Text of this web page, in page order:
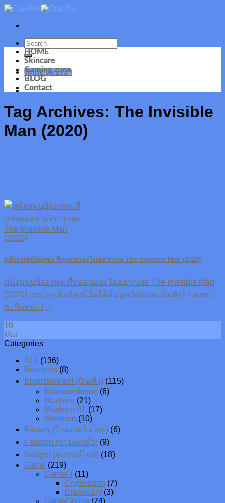
Skip
content
ติดต่อโฆษณา
HOME
Skincare
Gaming zone
BLOG
Contact
Tag Archives: The Invisible
Man (2020)
หนังมนุษย์ล่องหน ที่หลอนและไม่อยากเจอ The Invisible Man (2020)
หนังมนุษย์ล่องหน ที่หลอนและไม่อยากเจอ The Invisible Man
(2020) เพราะหนังเรื่องนี้นั้นได้มีมนุษย์ล่องหนเป็นตัวร้ายแทน
ซะนี่แหละ [...]
10
Mar
Categories
ALL (136)
Business (8)
Entertainment (บันเทิง) (115)
Kakaowebtoon (6)
Manhwa (21)
Manhwa BL (17)
Webtoon (10)
Factory (โรงงานในไทย) (6)
Fashion (การแต่งตัว) (9)
Gadget (อุปกรณ์ไอที) (18)
Game (219)
GameFi (11)
Cryptozoon (7)
Dragonary (3)
GameOnline (74)